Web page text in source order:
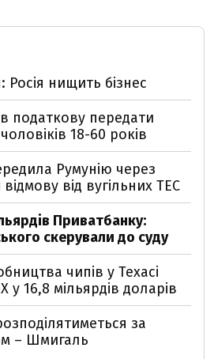
нищить бізнес
податкову передати
18-60 років
Румунію через
від вугільних ТЕС
Приватбанку:
скерували до суду
чипів у Техасі
у 16,8 мільярдів доларів
за
– Шмигаль